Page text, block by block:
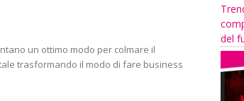
un ottimo modo per colmare il
trasformando il modo di fare business
del